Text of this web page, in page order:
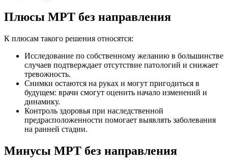
Плюсы МРТ без направления
К плюсам такого решения относятся:
Исследование по собственному желанию в большинстве
случаев подтверждает отсутствие патологий и снижает
тревожность.
Снимки остаются на руках и могут пригодиться в
будущем: врачи смогут оценить начало изменений и
динамику.
Контроль здоровья при наследственной
предрасположенности помогает выявлять заболевания
на ранней стадии.
Минусы МРТ без направления